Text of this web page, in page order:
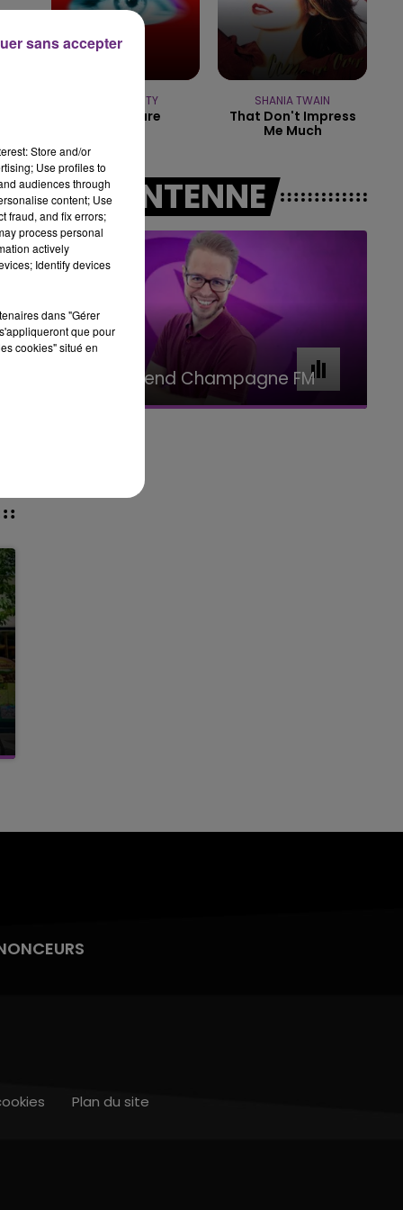
BEST OF
TEMPER CITY
Self Aware
SHANIA TWAIN
That Don't Impress
Me Much
A L'ANTENNE
Le week-end Champagne FM
Plan du site
Store and/or
Use profiles to
audiences through
content; Use
fraud, and fix errors;
process personal
actively
Identify devices
dans "Gérer
que pour
cookies" situé en
sans accepter